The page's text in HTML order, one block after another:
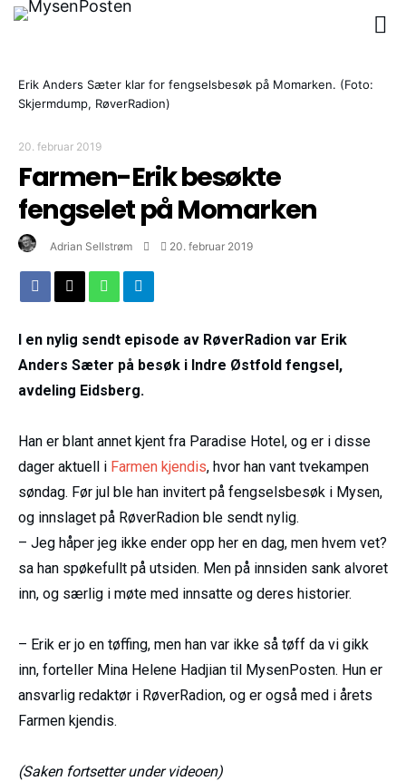
Erik Anders Sæter klar for fengselsbesøk på Momarken. (Foto:
Skjermdump, RøverRadion)
20. februar 2019
Farmen-Erik besøkte
fengselet på Momarken
Adrian Sellstrøm 20. februar 2019
I en nylig sendt episode av RøverRadion var Erik
Anders Sæter på besøk i Indre Østfold fengsel,
avdeling Eidsberg.
Han er blant annet kjent fra Paradise Hotel, og er i disse
dager aktuell i Farmen kjendis, hvor han vant tvekampen
søndag. Før jul ble han invitert på fengselsbesøk i Mysen,
og innslaget på RøverRadion ble sendt nylig.
– Jeg håper jeg ikke ender opp her en dag, men hvem vet?
sa han spøkefullt på utsiden. Men på innsiden sank alvoret
inn, og særlig i møte med innsatte og deres historier.
– Erik er jo en tøffing, men han var ikke så tøff da vi gikk
inn, forteller Mina Helene Hadjian til MysenPosten. Hun er
ansvarlig redaktør i RøverRadion, og er også med i årets
Farmen kjendis.
(Saken fortsetter under videoen)